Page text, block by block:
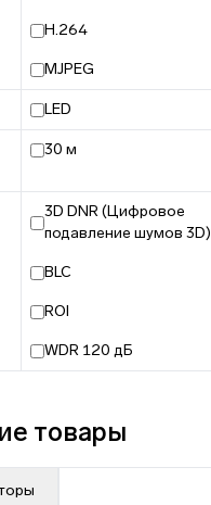
H.264
MJPEG
LED
30 м
3D DNR (Цифровое
подавление шумов 3D)
BLC
ROI
WDR 120 дБ
товары